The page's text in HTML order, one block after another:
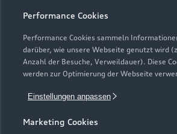
Performance Cookies
Performance Cookies sammeln
darüber, wie unsere Webseite genutzt wird
Anzahl der Besuche, Verweildauer). Diese
werden zur Optimierung der Webseite
Einstellungen anpassen
Marketing Cookies
Elektromodelle
Plug-in-Hybride
Neuwagensuche
Gebrauchtwagensuche
Service & Zubehör
Saisonale Angebote
Audi Services
Garantie
Support
Über Audi